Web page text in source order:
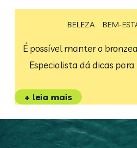
BELEZA BEM-
É possível manter o
Especialista dá dicas
+ leia mais